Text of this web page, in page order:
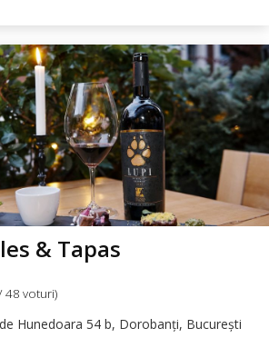
& Tapas
48 voturi)
Hunedoara 54 b, Dorobanți, București